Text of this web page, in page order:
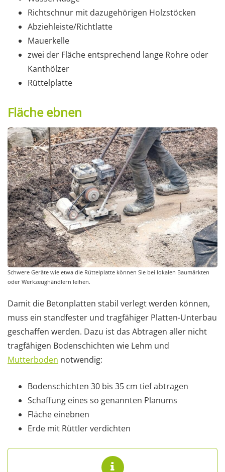
Richtschnur mit dazugehörigen Holzstöcken
Abziehleiste/Richtlatte
Mauerkelle
zwei der Fläche entsprechend lange Rohre oder
Kanthölzer
Rüttelplatte
Fläche ebnen
Schwere Geräte wie etwa die Rüttelplatte können Sie bei lokalen Baumärkten
oder Werkzeughändlern leihen.
Damit die Betonplatten stabil verlegt werden können,
muss ein standfester und tragfähiger Platten-Unterbau
geschaffen werden. Dazu ist das Abtragen aller nicht
tragfähigen Bodenschichten wie Lehm und
Mutterboden notwendig:
Bodenschichten 30 bis 35 cm tief abtragen
Schaffung eines so genannten Planums
Fläche einebnen
Erde mit Rüttler verdichten